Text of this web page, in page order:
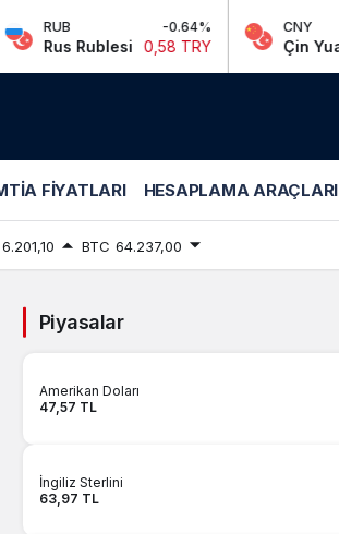
RUB -0.64%
Rus Rublesi 0,58 TRY
CNY
Çin Yuanı
FIYATLARI HESAPLAMA ARAÇLARI
6.201,10 BTC 64.237,00
Piyasalar
Amerikan Doları
47,57 TL
İngiliz Sterlini
63,97 TL